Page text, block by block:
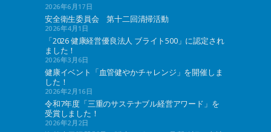
2026年6月17日
安全衛生委員会 第十二回清掃活動
2026年4月1日
「2026 健康経営優良法人 ブライト500」に認定され
ました！
2026年3月6日
健康イベント「血管健やかチャレンジ」を開催しま
した！
2026年2月16日
令和7年度「三重のサステナブル経営アワード」を
受賞しました！
2026年2月2日